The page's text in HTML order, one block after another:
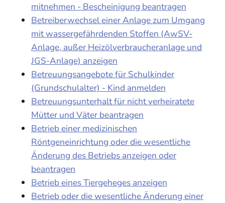
mitnehmen - Bescheinigung beantragen
Betreiberwechsel einer Anlage zum Umgang
mit wassergefährdenden Stoffen (AwSV-
Anlage, außer Heizölverbraucheranlage und
JGS-Anlage) anzeigen
Betreuungsangebote für Schulkinder
(Grundschulalter) - Kind anmelden
Betreuungsunterhalt für nicht verheiratete
Mütter und Väter beantragen
Betrieb einer medizinischen
Röntgeneinrichtung oder die wesentliche
Änderung des Betriebs anzeigen oder
beantragen
Betrieb eines Tiergeheges anzeigen
Betrieb oder die wesentliche Änderung einer